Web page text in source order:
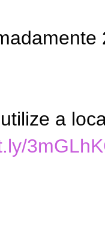
a